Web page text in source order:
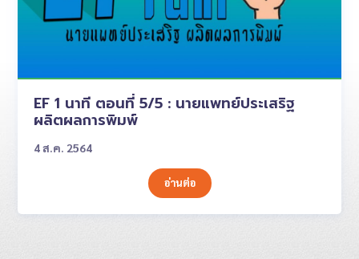
EF 1 นาที ตอนที่ 5/5 : นายแพทย์ประเสริฐ
ผลิตผลการพิมพ์
4 ส.ค. 2564
อ่านต่อ